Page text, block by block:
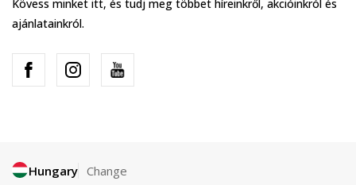
Kövess minket itt, és tudj meg többet híreinkről, akcióinkról és
ajánlatainkról.
Hungary Change